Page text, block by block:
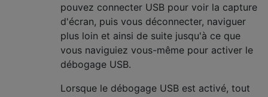
pouvez connecter USB pour voir la capture
d'écran, puis vous déconnecter, naviguer
plus loin et ainsi de suite jusqu'à ce que
vous naviguiez vous-même pour activer le
débogage USB.
Lorsque le débogage USB est activé, tout